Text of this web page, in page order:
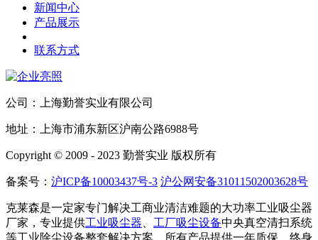
新闻中心
产品展示
联系方式
公司：上海勤誉实业有限公司
地址：上海市浦东新区沪南公路6988号
Copyright © 2009 - 2023 勤誉实业 版权所有
备案号： 沪ICP备10003437号-3 沪公网安备31011502003628号
克莱森是一定家专门解决工商业清洁难题的大功率工业吸尘器
厂家，专业提供工业吸尘器 工厂吸尘设备中央真空清扫系统